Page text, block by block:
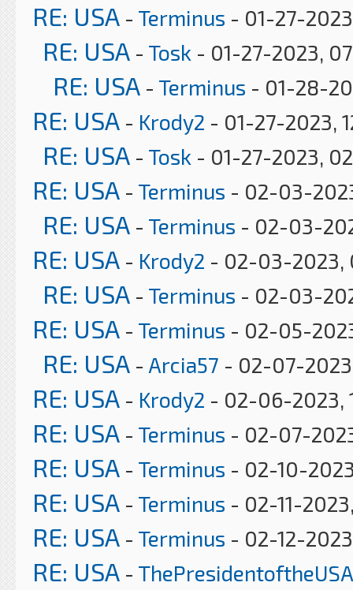
RE: USA - Terminus - 01-27-
RE: USA - Tosk - 01-27-2023,
RE: USA - Terminus - 01-28-
RE: USA - Krody2 - 01-27-2023,
RE: USA - Tosk - 01-27-2023,
RE: USA - Terminus - 02-03-
RE: USA - Terminus - 02-03-
RE: USA - Krody2 - 02-03-2023,
RE: USA - Terminus - 02-03-
RE: USA - Terminus - 02-05-
RE: USA - Arcia57 - 02-07-
RE: USA - Krody2 - 02-06-2023,
RE: USA - Terminus - 02-07-
RE: USA - Terminus - 02-10-
RE: USA - Terminus - 02-11-
RE: USA - Terminus - 02-12-
RE: USA - ThePresidentoftheUSA